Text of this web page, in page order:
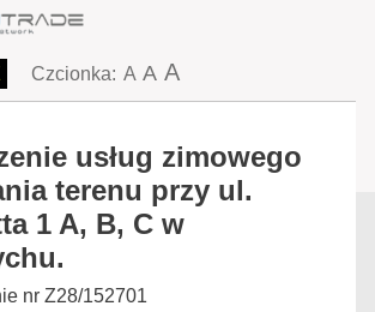
Czcionka: A A A
usług zimowego
terenu przy ul.
1 A, B, C w
nr Z28/152701